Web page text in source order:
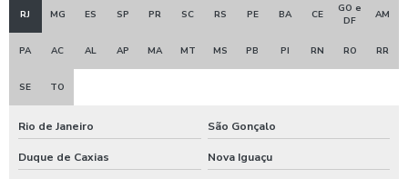
Locação de caminhão comboio preço
Locação de caminhão pipa ceará
Orçamento de terraplanagem
Preço aluguel de rolo compactador
Preço aluguel trator de esteira
RJ MG ES SP PR SC RS PE BA CE
GO e
DF
AM
PA AC AL AP MA MT MS PB PI RN RO RR
SE TO
Rio de Janeiro São Gonçalo
Duque de Caxias Nova Iguaçu